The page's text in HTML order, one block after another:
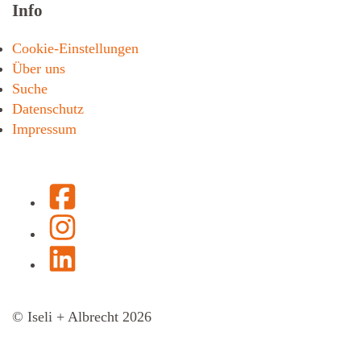
Info
Cookie-Einstellungen
Über uns
Suche
Datenschutz
Impressum
© Iseli + Albrecht 2026